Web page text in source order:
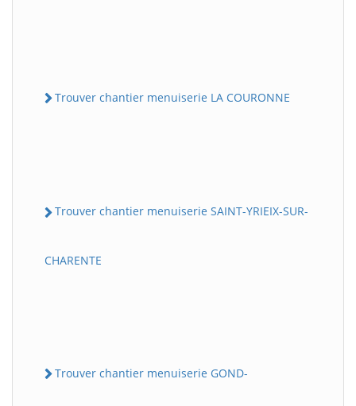
Trouver chantier menuiserie LA COURONNE
Trouver chantier menuiserie SAINT-YRIEIX-SUR-
CHARENTE
Trouver chantier menuiserie GOND-